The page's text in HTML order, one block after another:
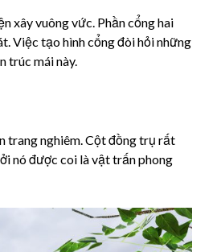
xây vuông vức. Phần cổng hai
Việc tạo hình cổng đòi hỏi những
trúc mái này.
trang nghiêm. Cột đồng trụ rất
nó được coi là vật trấn phong